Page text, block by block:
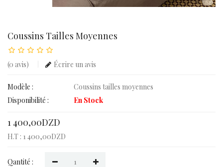
Coussins Tailles Moyennes
(0 avis) Écrire un avis
Modèle :
Coussins tailles moyennes
Disponibilité :
En Stock
1 400,00DZD
H.T : 1 400,00DZD
Qantité :